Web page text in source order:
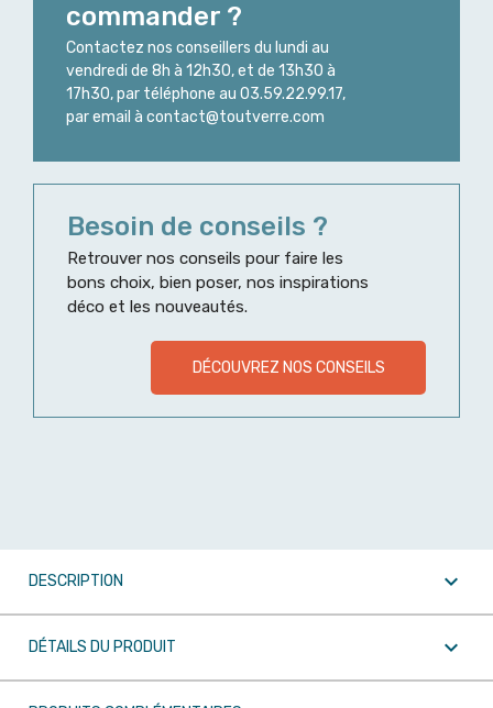
commander ?
Contactez nos conseillers du lundi au
vendredi de 8h à 12h30, et de 13h30 à
17h30, par téléphone au 03.59.22.99.17,
par email à contact@toutverre.com
Besoin de conseils ?
Retrouver nos conseils pour faire les
bons choix, bien poser, nos inspirations
déco et les nouveautés.
DÉCOUVREZ NOS CONSEILS
DESCRIPTION 
DÉTAILS DU PRODUIT 